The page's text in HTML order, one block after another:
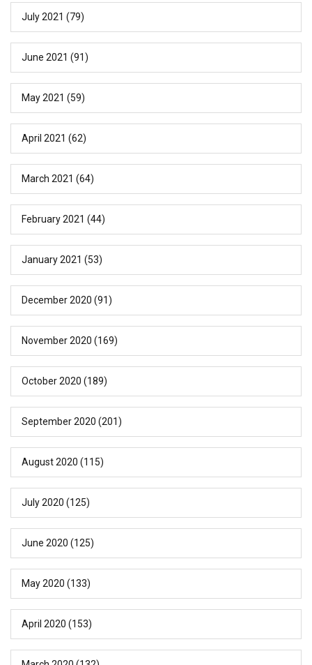
July 2021 (79)
June 2021 (91)
May 2021 (59)
April 2021 (62)
March 2021 (64)
February 2021 (44)
January 2021 (53)
December 2020 (91)
November 2020 (169)
October 2020 (189)
September 2020 (201)
August 2020 (115)
July 2020 (125)
June 2020 (125)
May 2020 (133)
April 2020 (153)